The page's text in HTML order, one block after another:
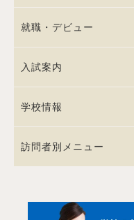
就職・デビュー
入試案内
学校情報
訪問者別メニュー